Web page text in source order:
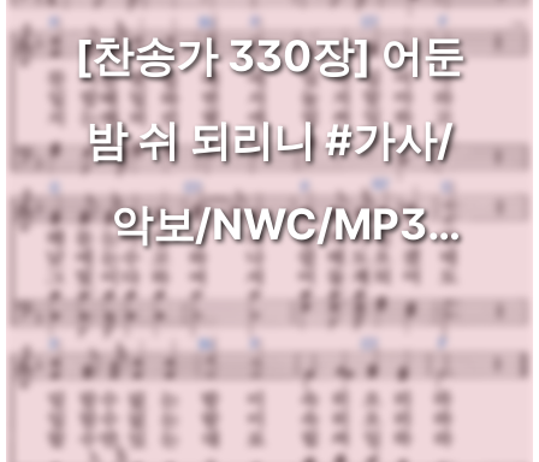
[찬송가 330장] 어둔
밤 쉬 되리니 #가사/
악보/NWC/MP3
다운로드